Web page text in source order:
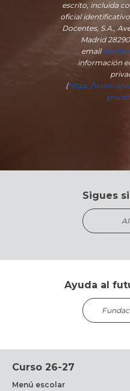
escrito, incluida
oficial
Docentes, S.A.,
Madrid
email
información
(https://
Sigues
Ayuda al
Curso 26-27
Menú escolar